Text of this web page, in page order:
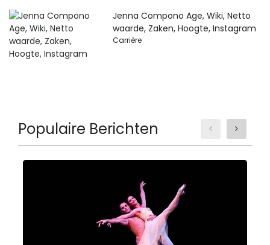
Jenna Compono Age, Wiki, Netto
waarde, Zaken, Hoogte, Instagram
Carrière
Populaire Berichten